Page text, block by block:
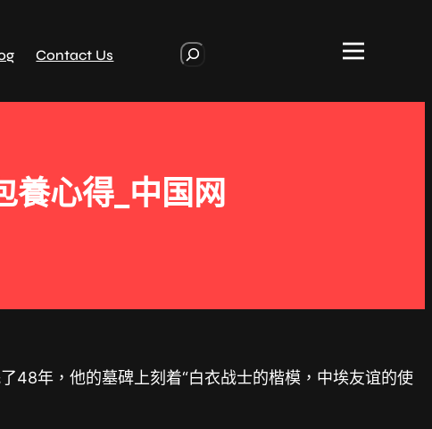
Contact Us
r
養心得_中国网
48年，他的墓碑上刻着“白衣战士的楷模，中埃友谊的使